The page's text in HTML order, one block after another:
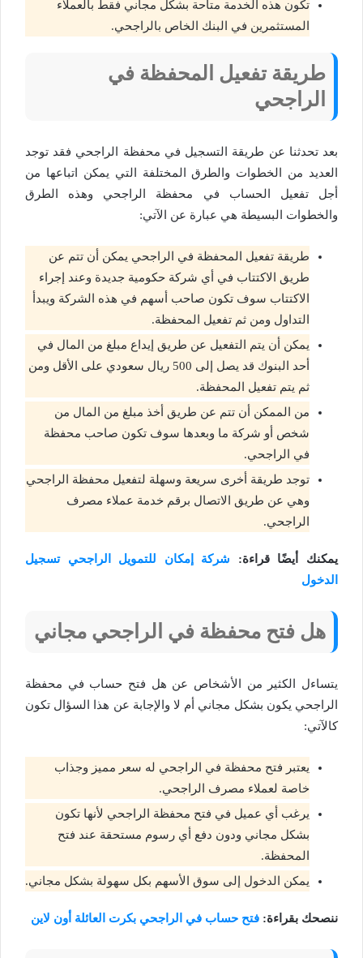
تكون هذه الخدمة متاحة بشكل مجاني فقط بالعملاء
المستثمرين في البنك الخاص بالراجحي.
طريقة تفعيل المحفظة في
الراجحي
بعد تحدثنا عن طريقة التسجيل في محفظة الراجحي فقد توجد
العديد من الخطوات والطرق المختلفة التي يمكن اتباعها من
أجل تفعيل الحساب في محفظة الراجحي وهذه الطرق
والخطوات البسيطة هي عبارة عن الآتي:
طريقة تفعيل المحفظة في الراجحي يمكن أن تتم عن
طريق الاكتتاب في أي شركة حكومية جديدة وعند إجراء
الاكتتاب سوف تكون صاحب أسهم في هذه الشركة ويبدأ
التداول ومن ثم تفعيل المحفظة.
يمكن أن يتم التفعيل عن طريق إيداع مبلغ من المال في
أحد البنوك قد يصل إلى 500 ريال سعودي على الأقل ومن
ثم يتم تفعيل المحفظة.
من الممكن أن تتم عن طريق أخذ مبلغ من المال من
شخص أو شركة ما وبعدها سوف تكون صاحب محفظة
في الراجحي.
توجد طريقة أخرى سريعة وسهلة لتفعيل محفظة الراجحي
وهي عن طريق الاتصال برقم خدمة عملاء مصرف
الراجحي.
يمكنك أيضًا قراءة: شركة إمكان للتمويل الراجحي تسجيل
الدخول
هل فتح محفظة في الراجحي مجاني
يتساءل الكثير من الأشخاص عن هل فتح حساب في محفظة
الراجحي يكون بشكل مجاني أم لا والإجابة عن هذا السؤال تكون
كالآتي:
يعتبر فتح محفظة في الراجحي له سعر مميز وجذاب
خاصة لعملاء مصرف الراجحي.
يرغب أي عميل في فتح محفظة الراجحي لأنها تكون
بشكل مجاني ودون دفع أي رسوم مستحقة عند فتح
المحفظة.
يمكن الدخول إلى سوق الأسهم بكل سهولة بشكل مجاني.
ننصحك بقراءة: فتح حساب في الراجحي بكرت العائلة أون لاين